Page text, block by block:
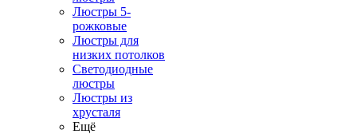
Люстры 5-
рожковые
Люстры для
низких потолков
Cветодиодные
люстры
Люстры из
хрусталя
Ещё